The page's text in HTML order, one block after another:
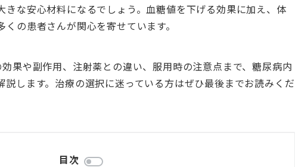
きな安心材料になるでしょう。血糖値を下げる効果に加え、体
の患者さんが関心を寄せています。
果や副作用、注射薬との違い、服用時の注意点まで、糖尿病内
します。治療の選択に迷っている方はぜひ最後までお読みくだ
目次